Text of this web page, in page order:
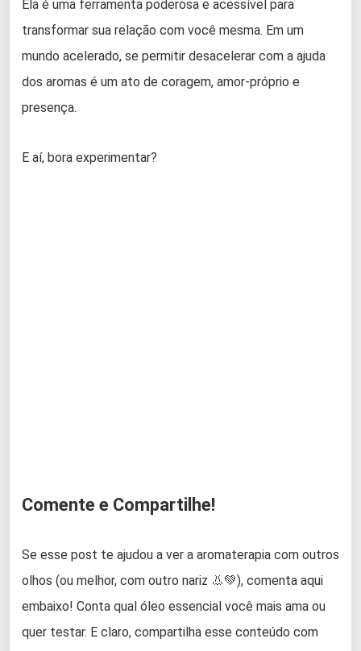
Ela é uma ferramenta poderosa e acessível para
transformar sua relação com você mesma. Em um
mundo acelerado, se permitir desacelerar com a ajuda
dos aromas é um ato de coragem, amor-próprio e
presença.
E aí, bora experimentar?
Comente e Compartilhe!
Se esse post te ajudou a ver a aromaterapia com outros
olhos (ou melhor, com outro nariz 👃💚), comenta aqui
embaixo! Conta qual óleo essencial você mais ama ou
quer testar. E claro, compartilha esse conteúdo com